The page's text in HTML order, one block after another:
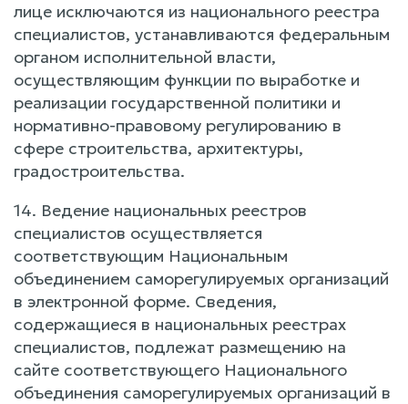
лице исключаются из национального реестра
специалистов, устанавливаются федеральным
органом исполнительной власти,
осуществляющим функции по выработке и
реализации государственной политики и
нормативно-правовому регулированию в
сфере строительства, архитектуры,
градостроительства.
14. Ведение национальных реестров
специалистов осуществляется
соответствующим Национальным
объединением саморегулируемых организаций
в электронной форме. Сведения,
содержащиеся в национальных реестрах
специалистов, подлежат размещению на
сайте соответствующего Национального
объединения саморегулируемых организаций в